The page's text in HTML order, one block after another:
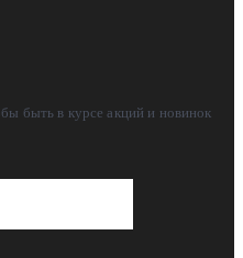
быть в курсе акций и новинок